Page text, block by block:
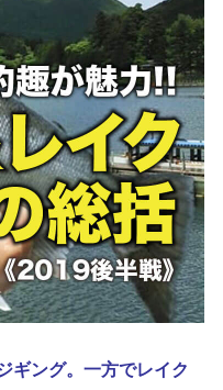
ギング。一方でレイク